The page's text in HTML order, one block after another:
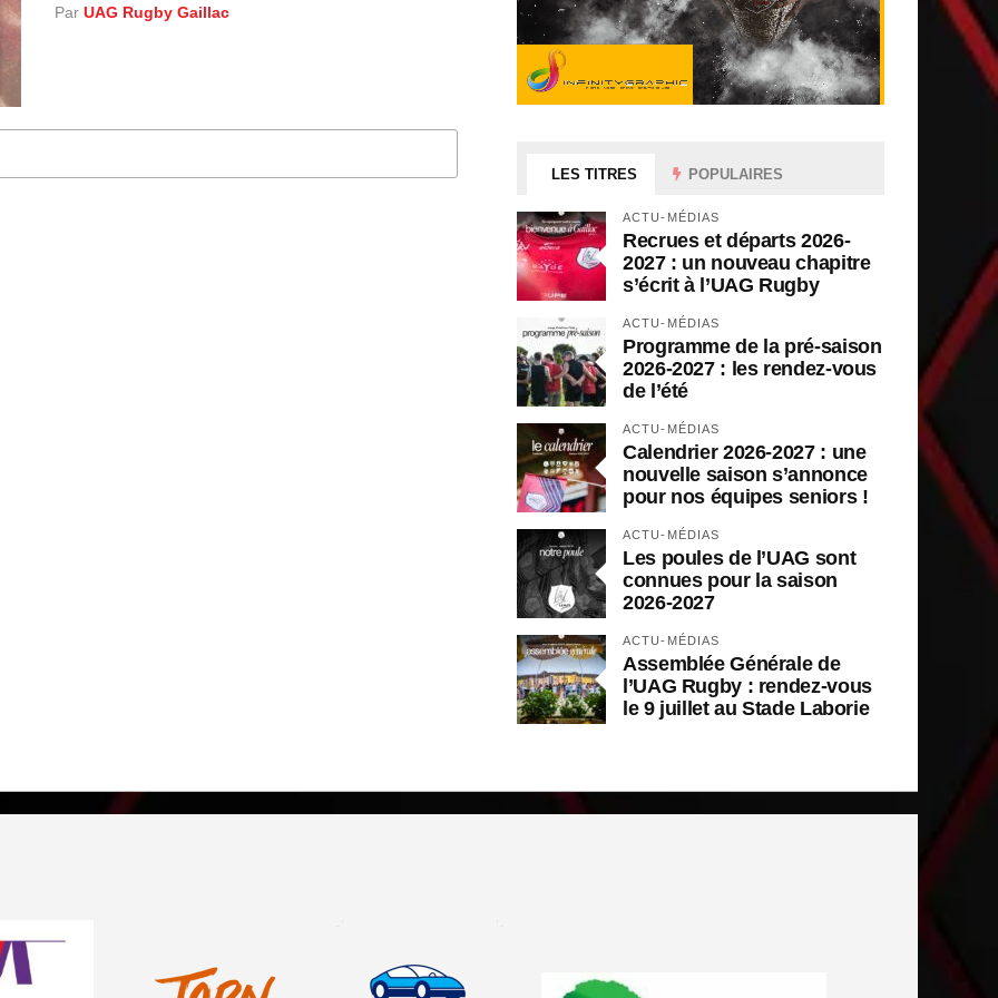
ParUAG Rugby Gaillac
LES TITRES
POPULAIRES
ACTU-MÉDIAS
Recrues et départs 2026-
2027 : un nouveau chapitre
s’écrit à l’UAG Rugby
ACTU-MÉDIAS
Programme de la pré-saison
2026-2027 : les rendez-vous
de l’été
ACTU-MÉDIAS
Calendrier 2026-2027 : une
nouvelle saison s’annonce
pour nos équipes seniors !
ACTU-MÉDIAS
Les poules de l’UAG sont
connues pour la saison
2026-2027
ACTU-MÉDIAS
Assemblée Générale de
l’UAG Rugby : rendez-vous
le 9 juillet au Stade Laborie